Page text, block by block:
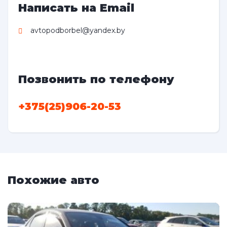
Написать на Email
avtopodborbel@yandex.by
Позвонить по телефону
+375(25)906-20-53
Похожие авто